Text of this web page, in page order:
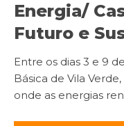
Energia/
Futuro e
Entre os dias 3 e 9
Básica de Vila
onde as energias